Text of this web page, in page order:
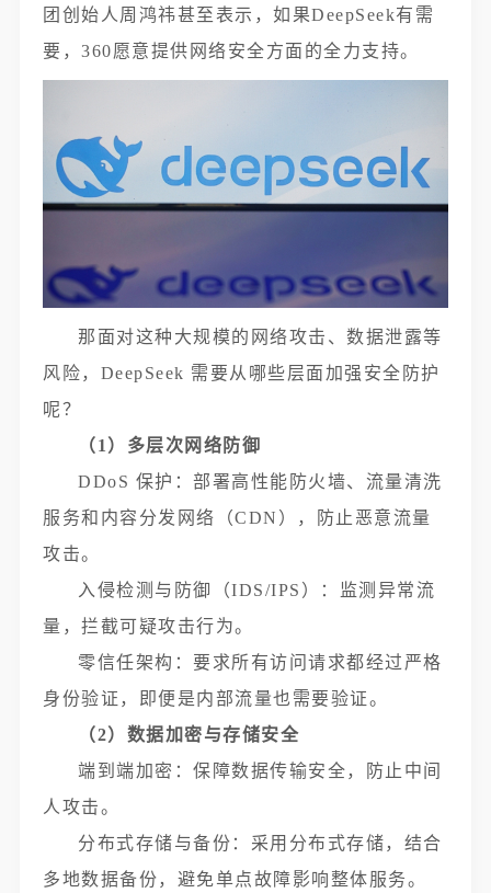
团创始人周鸿祎甚至表示，如果DeepSeek有需
要，360愿意提供网络安全方面的全力支持。
那面对这种大规模的网络攻击、数据泄露等
风险，DeepSeek 需要从哪些层面加强安全防护
呢？
（1）多层次网络防御
DDoS 保护：部署高性能防火墙、流量清洗
服务和内容分发网络（CDN），防止恶意流量
攻击。
入侵检测与防御（IDS/IPS）：监测异常流
量，拦截可疑攻击行为。
零信任架构：要求所有访问请求都经过严格
身份验证，即便是内部流量也需要验证。
（2）数据加密与存储安全
端到端加密：保障数据传输安全，防止中间
人攻击。
分布式存储与备份：采用分布式存储，结合
多地数据备份，避免单点故障影响整体服务。